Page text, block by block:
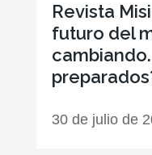
Revista
futuro del
30 de julio de